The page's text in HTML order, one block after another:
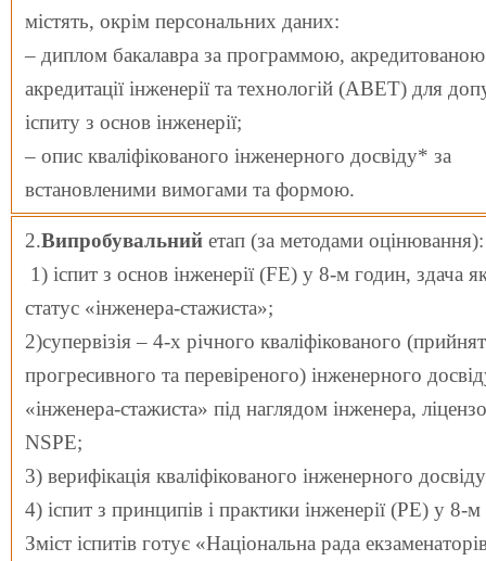
містять, окрім персональних даних:
– диплом бакалавра за программою,
акредитації інженерії та технологій (ABET) для
іспиту з основ інженерії;
– опис кваліфікованого інженерного досвіду* за
встановленими вимогами та формою.
2.Випробувальний етап (за методами оцінювання):
1) іспит з основ інженерії (FE) у 8-м годин, здача
статус «інженера-стажиста»;
2)супервізія – 4-х річного кваліфікованого
прогресивного та перевіреного) інженерного
«інженера-стажиста» під наглядом інженера,
NSPE;
3) верифікація кваліфікованого інженерного
4) іспит з принципів і практики інженерії (PE) у 8-
Зміст іспитів готує «Національна рада